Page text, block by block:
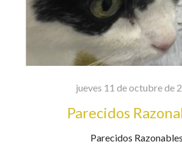
jueves 11 de octubre de
Parecidos
Parecidos Razonables